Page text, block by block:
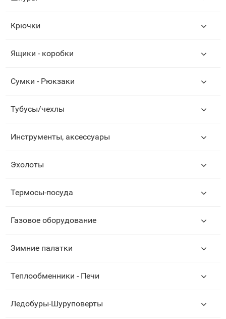
Крючки
Ящики - коробки
Сумки - Рюкзаки
Тубусы/чехлы
Инструменты, аксессуары
Эхолоты
Термосы-посуда
Газовое оборудование
Зимние палатки
Теплообменники - Печи
Ледобуры-Шуруповерты